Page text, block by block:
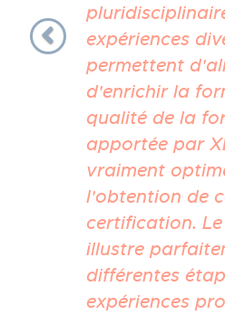
expériences
permettent
d'enrichir la
qualité de la
apportée par
vraiment
l'obtention de
certification.
illustre
différentes
expériences